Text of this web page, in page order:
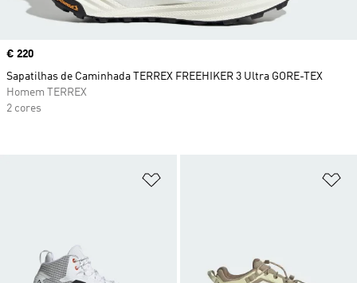
Price
€ 220
Sapatilhas de Caminhada TERREX FREEHIKER 3 Ultra GORE-TEX
Homem TERREX
2 cores